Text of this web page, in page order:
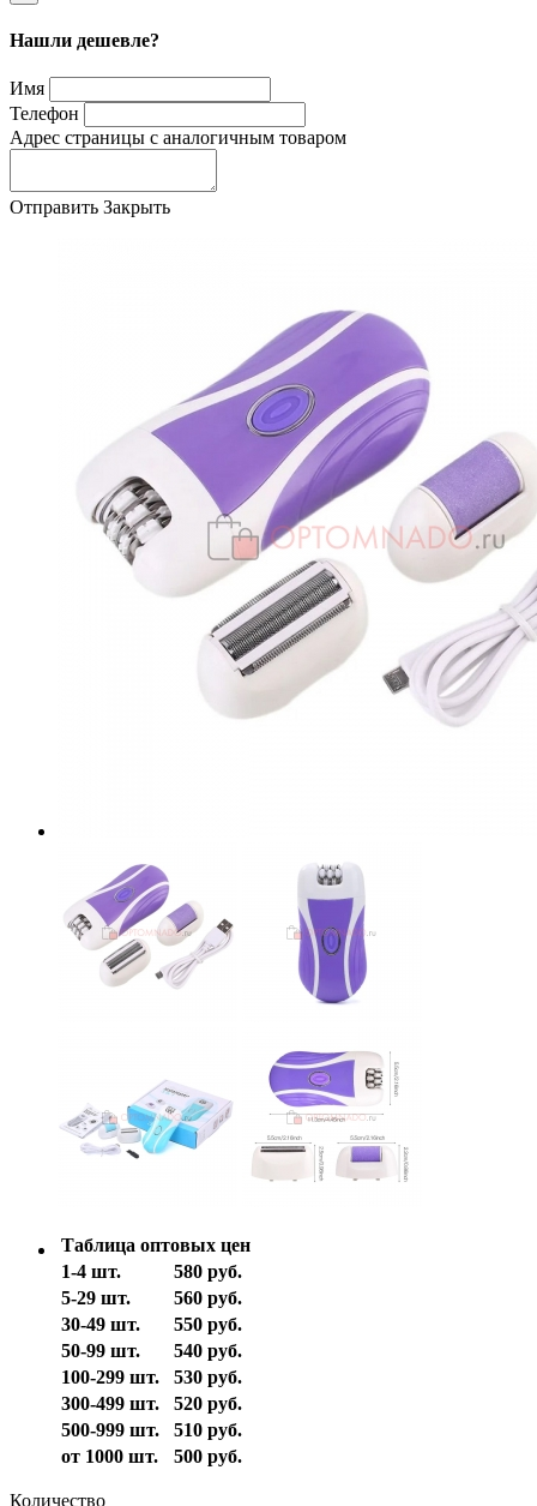
Нашли дешевле?
Имя
Телефон
Адрес страницы с аналогичным товаром
Отправить Закрыть
Таблица оптовых цен
1-4 шт.
580 руб.
5-29 шт.
560 руб.
30-49 шт.
550 руб.
50-99 шт.
540 руб.
100-299 шт.
530 руб.
300-499 шт.
520 руб.
500-999 шт.
510 руб.
от 1000 шт.
500 руб.
Количество